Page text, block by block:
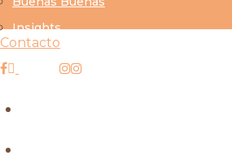
Insights
Contacto
facebookinstagram